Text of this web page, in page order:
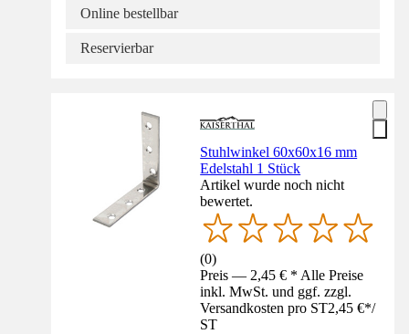
Online bestellbar
Reservierbar
Stuhlwinkel 60x60x16 mm
Edelstahl 1 Stück
Artikel wurde noch nicht
bewertet.
(0)
Preis — 2,45 € * Alle Preise
inkl. MwSt. und ggf. zzgl.
Versandkosten pro ST2,45 €*/
ST